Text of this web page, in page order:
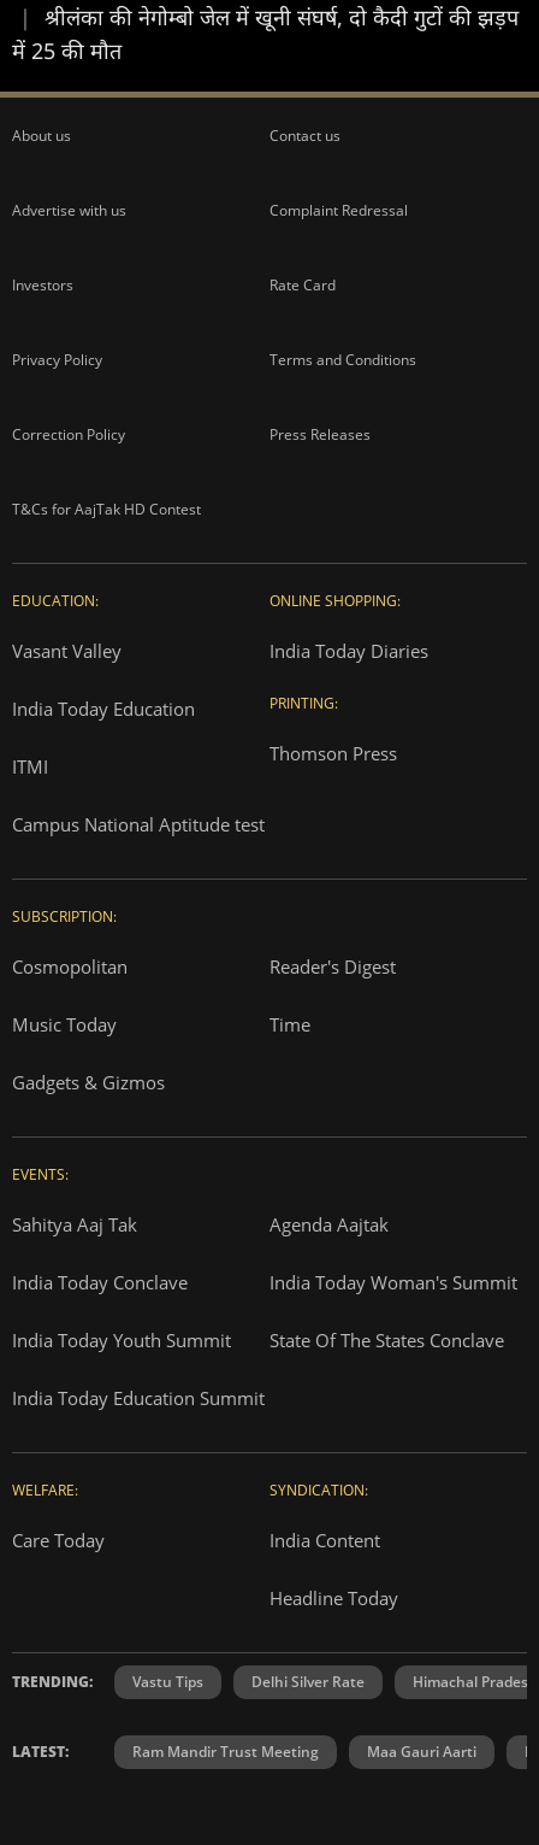
|
श्रीलंका की नेगोम्बो जेल में खूनी संघर्ष, दो कैदी गुटों की झड़प
में 25 की मौत
About us Contact us
Advertise with us Complaint Redressal
Investors Rate Card
Privacy Policy Terms and Conditions
Correction Policy Press Releases
T&Cs for AajTak HD Contest
EDUCATION:
Vasant Valley
India Today Education
ITMI
Campus National Aptitude test
ONLINE SHOPPING:
India Today Diaries
PRINTING:
Thomson Press
SUBSCRIPTION:
Cosmopolitan Reader's Digest
Music Today Time
Gadgets & Gizmos
EVENTS:
Sahitya Aaj Tak Agenda Aajtak
India Today Conclave India Today Woman's Summit
India Today Youth Summit State Of The States Conclave
India Today Education Summit
WELFARE:
Care Today
SYNDICATION:
India Content
Headline Today
TRENDING: Vastu Tips Delhi Silver Rate Himachal
LATEST: Ram Mandir Trust Meeting Maa Gauri Aarti